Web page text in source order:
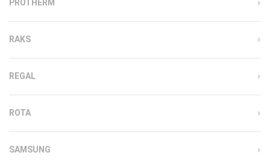
PROTHERM
RAKS
REGAL
ROTA
SAMSUNG